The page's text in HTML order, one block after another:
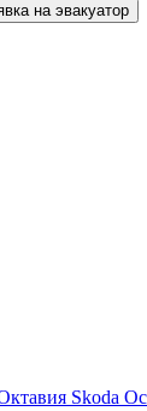
заявка на эвакуатор
Skoda